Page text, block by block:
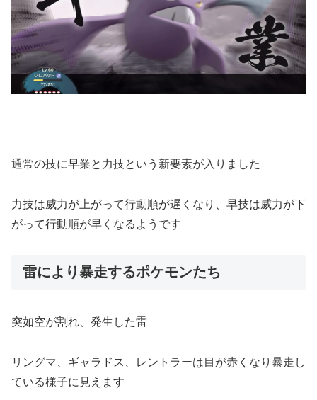
通常の技に早業と力技という新要素が入りました
力技は威力が上がって行動順が遅くなり、早技は威力が下
がって行動順が早くなるようです
雷により暴走するポケモンたち
突如空が割れ、発生した雷
リングマ、ギャラドス、レントラーは目が赤くなり暴走し
ている様子に見えます